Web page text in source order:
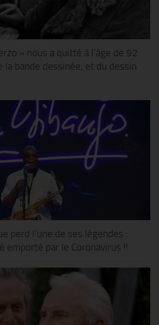
» nous a quitté à l’âge de 92
la bande dessinée, et du dessin
perd l’une de ses légendes :
emporté par le Coronavirus !!